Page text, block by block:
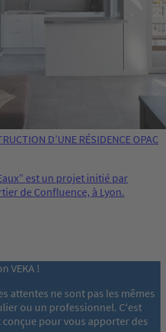
D’UNE RÉSIDENCE OPAC
est un projet initié par
de Confluence, à Lyon.
VEKA !
attentes ne sont pas les mêmes
ou un professionnel. C'est
pour vous apporter des